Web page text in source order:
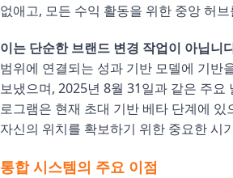
없애고, 모든 수익 활동을 위한 중앙 허
이는 단순한 브랜드 변경 작업이 아닙니
범위에 연결되는 성과 기반 모델에 기반
보냈으며, 2025년 8월 31일과 같은 주
로그램은 현재 초대 기반 베타 단계에
자신의 위치를 확보하기 위한 중요한 시
통합 시스템의 주요 이점